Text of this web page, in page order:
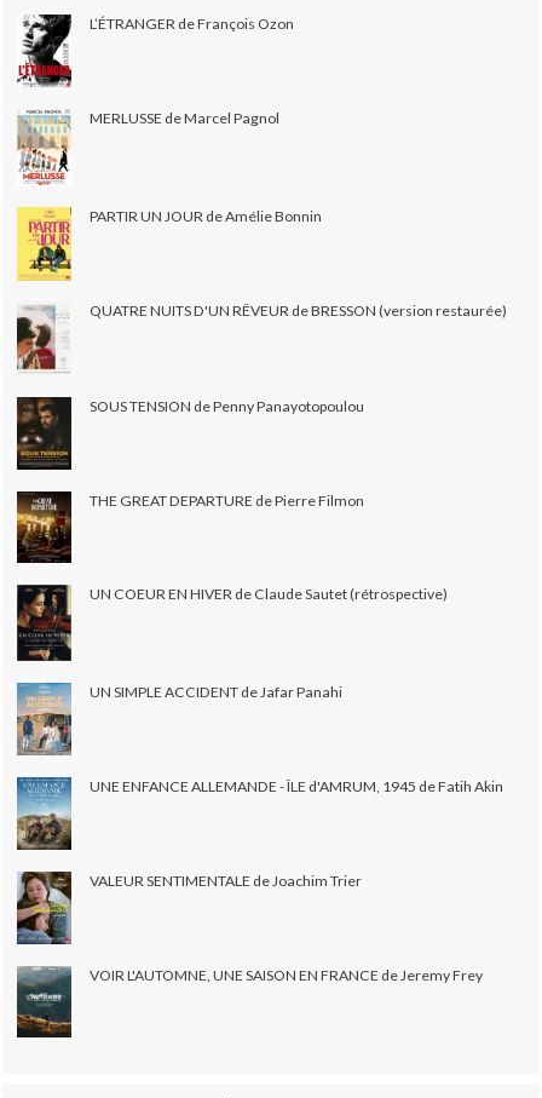
L’ÉTRANGER de François Ozon
MERLUSSE de Marcel Pagnol
PARTIR UN JOUR de Amélie Bonnin
QUATRE NUITS D'UN RÊVEUR de BRESSON (version restaurée)
SOUS TENSION de Penny Panayotopoulou
THE GREAT DEPARTURE de Pierre Filmon
UN COEUR EN HIVER de Claude Sautet (rétrospective)
UN SIMPLE ACCIDENT de Jafar Panahi
UNE ENFANCE ALLEMANDE - ÎLE d'AMRUM, 1945 de Fatih Akin
VALEUR SENTIMENTALE de Joachim Trier
VOIR L'AUTOMNE, UNE SAISON EN FRANCE de Jeremy Frey